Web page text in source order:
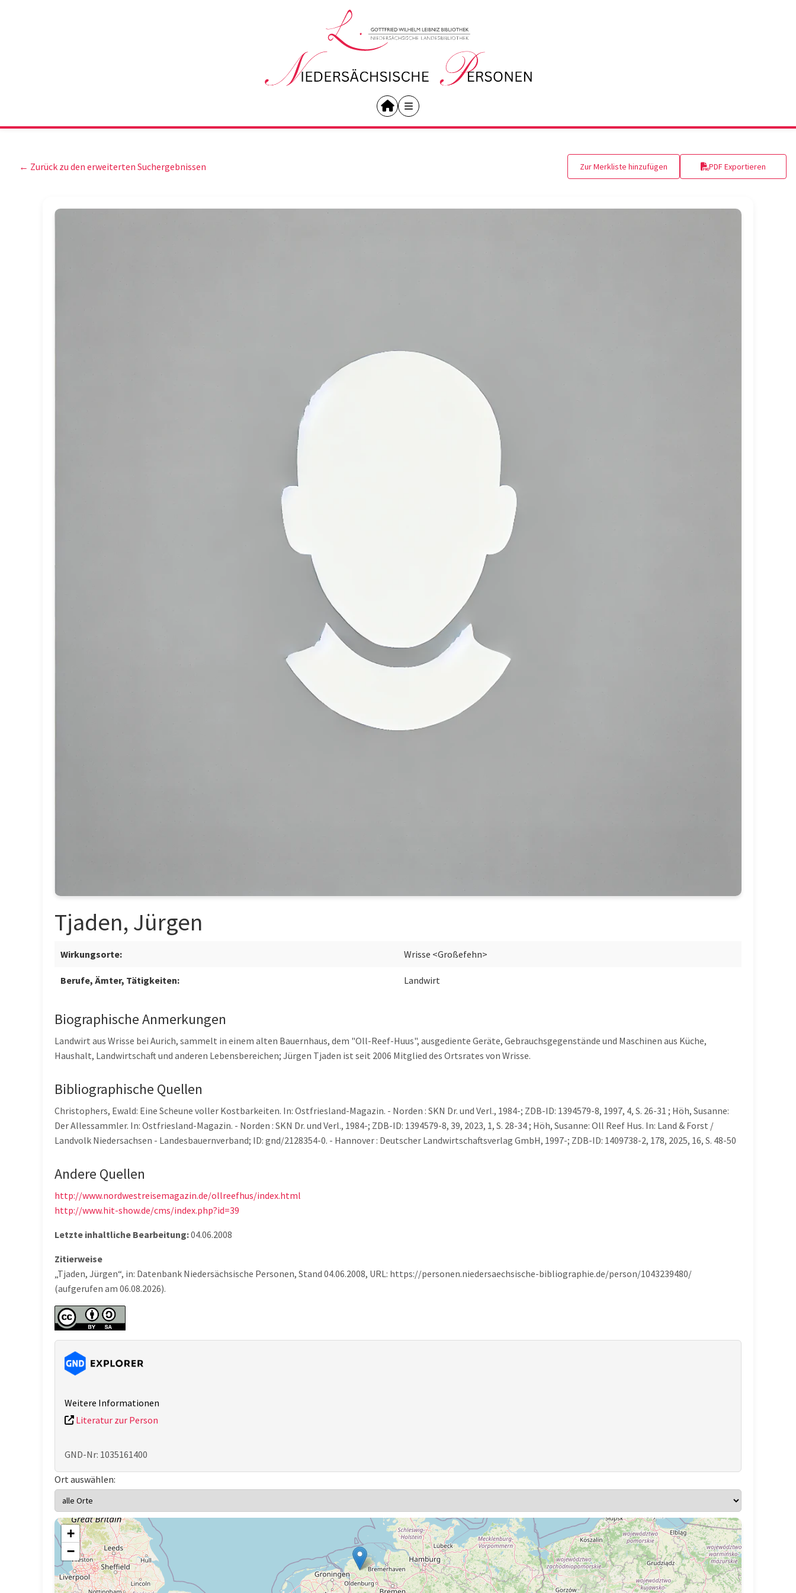
← Zurück zu den erweiterten Suchergebnissen Zur Merkliste hinzufügen PDF Exportieren
Tjaden, Jürgen
Wirkungsorte: Wrisse <Großefehn>
Berufe, Ämter, Tätigkeiten: Landwirt
Biographische Anmerkungen
Landwirt aus Wrisse bei Aurich, sammelt in einem alten Bauernhaus, dem "Oll-Reef-Huus", ausgediente Geräte, Gebrauchsgegenstände und Maschinen aus Küche,
Haushalt, Landwirtschaft und anderen Lebensbereichen; Jürgen Tjaden ist seit 2006 Mitglied des Ortsrates von Wrisse.
Bibliographische Quellen
Christophers, Ewald: Eine Scheune voller Kostbarkeiten. In: Ostfriesland-Magazin. - Norden : SKN Dr. und Verl., 1984-; ZDB-ID: 1394579-8, 1997, 4, S. 26-31 ; Höh, Susanne:
Der Allessammler. In: Ostfriesland-Magazin. - Norden : SKN Dr. und Verl., 1984-; ZDB-ID: 1394579-8, 39, 2023, 1, S. 28-34 ; Höh, Susanne: Oll Reef Hus. In: Land & Forst /
Landvolk Niedersachsen - Landesbauernverband; ID: gnd/2128354-0. - Hannover : Deutscher Landwirtschaftsverlag GmbH, 1997-; ZDB-ID: 1409738-2, 178, 2025, 16, S. 48-50
Andere Quellen
http://www.nordwestreisemagazin.de/ollreefhus/index.html
http://www.hit-show.de/cms/index.php?id=39
Letzte inhaltliche Bearbeitung:04.06.2008
Zitierweise
„Tjaden, Jürgen“, in: Datenbank Niedersächsische Personen, Stand 04.06.2008, URL: https://personen.niedersaechsische-bibliographie.de/person/1043239480/
(aufgerufen am 06.08.2026).
Weitere Informationen
Literatur zur Person
GND-Nr: 1035161400
Ort auswählen:
+
−